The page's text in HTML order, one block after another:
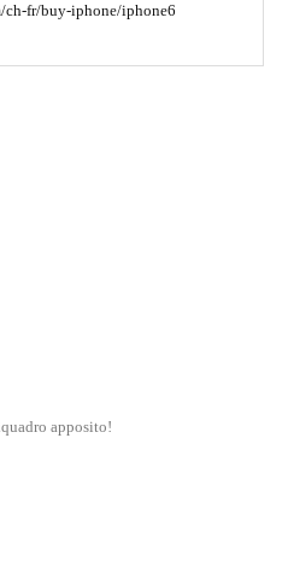
ch-fr/buy-iphone/iphone6
apposito!